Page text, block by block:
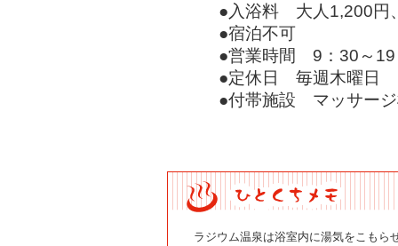
●入浴料 大人1,200円
●宿泊不可
●営業時間 9：30～19
●定休日 毎週木曜日
●付帯施設 マッサー
ラジウム温泉は浴室内に湯気をこもら